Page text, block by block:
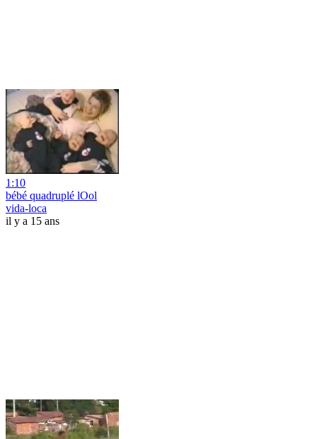
1:10
bébé quadruplé lOol
vida-loca
il y a 15 ans